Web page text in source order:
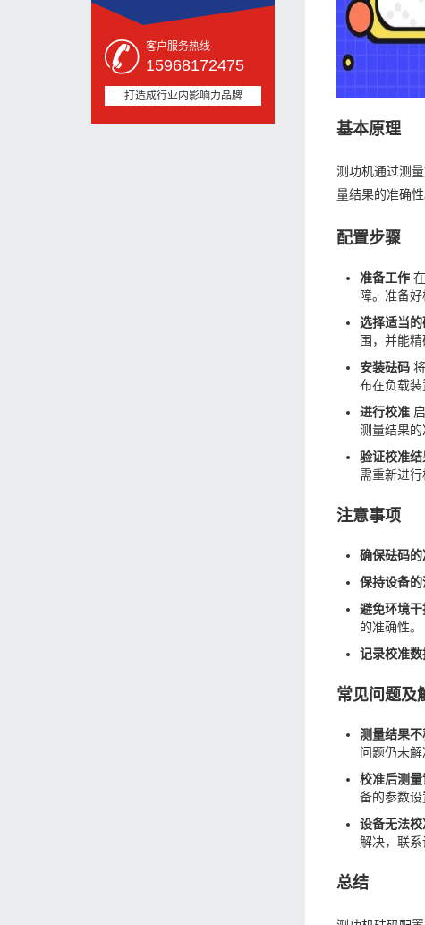
客户服务热线
15968172475
打造成行业内影响力品牌
基本原理
测功机通过测
量结果的准确
配置步骤
准备工作
障。准备
选择适当的
围，并能
安装砝码
布在负载装
进行校准
测量结果的
验证校准结
需重新进行
注意事项
确保砝码
保持设备的
避免环境干
的准确性。
记录校准数
常见问题及
测量结果不
问题仍未解
校准后测
备的参数设
设备无法校
解决，联系
总结